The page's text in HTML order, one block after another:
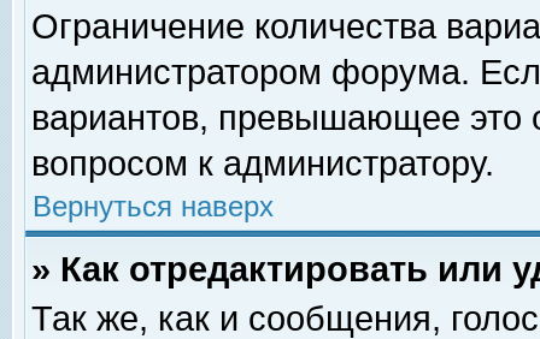
Ограничение количества
администратором форума.
вариантов, превышающее это
вопросом к администратору.
Вернуться наверх
» Как отредактировать или
Так же, как и сообщения,